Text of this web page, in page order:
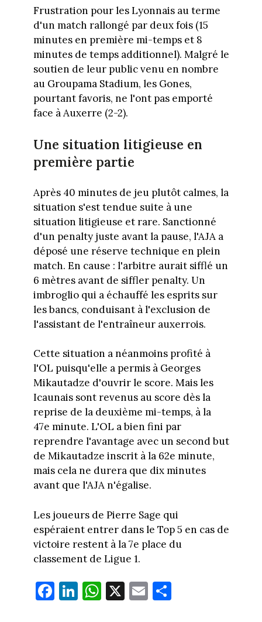
Frustration pour les Lyonnais au terme
d'un match rallongé par deux fois (15
minutes en première mi-temps et 8
minutes de temps additionnel). Malgré le
soutien de leur public venu en nombre
au Groupama Stadium, les Gones,
pourtant favoris, ne l'ont pas emporté
face à Auxerre (2-2).
Une situation litigieuse en
première partie
Après 40 minutes de jeu plutôt calmes, la
situation s'est tendue suite à une
situation litigieuse et rare. Sanctionné
d'un penalty juste avant la pause, l'AJA a
déposé une réserve technique en plein
match. En cause : l'arbitre aurait sifflé un
6 mètres avant de siffler penalty. Un
imbroglio qui a échauffé les esprits sur
les bancs, conduisant à l'exclusion de
l'assistant de l'entraîneur auxerrois.
Cette situation a néanmoins profité à
l'OL puisqu'elle a permis à Georges
Mikautadze d'ouvrir le score. Mais les
Icaunais sont revenus au score dès la
reprise de la deuxième mi-temps, à la
47e minute. L'OL a bien fini par
reprendre l'avantage avec un second but
de Mikautadze inscrit à la 62e minute,
mais cela ne durera que dix minutes
avant que l'AJA n'égalise.
Les joueurs de Pierre Sage qui
espéraient entrer dans le Top 5 en cas de
victoire restent à la 7e place du
classement de Ligue 1.
Fa
ce
Li
nk
W
ha
X E
m
Pa